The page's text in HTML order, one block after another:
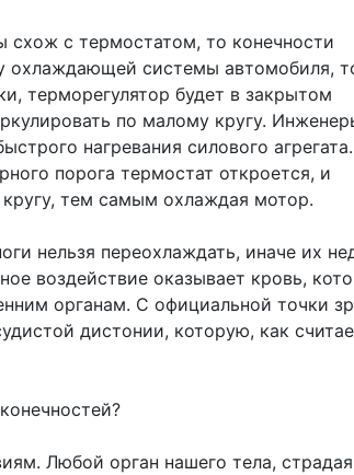
с термостатом, то конечности
охлаждающей системы автомобиля,
терморегулятор будет в закрытом
по малому кругу.
нагревания силового агрегата.
порога термостат откроется, и
тем самым охлаждая мотор.
нельзя переохлаждать, иначе их
воздействие оказывает кровь,
органам. С официальной точки
дистонии, которую, как
Любой орган нашего тела,